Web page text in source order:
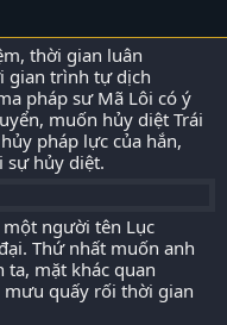
thời gian luân
gian trình tự dịch
pháp sư Mã Lôi có ý
muốn hủy diệt Trái
pháp lực của hắn,
sự hủy diệt.
một người tên Lục
Thứ nhất muốn anh
ta, mặt khác quan
quấy rối thời gian